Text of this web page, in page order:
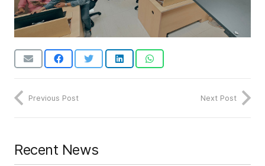
Previous Post Next Post
Recent News